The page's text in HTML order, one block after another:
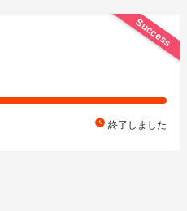
Success
watch_later 終了しました